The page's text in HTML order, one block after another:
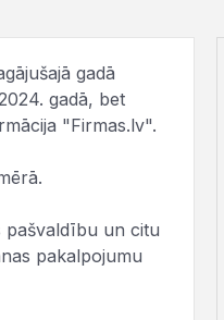
gadā
gadā, bet
"Firmas.lv".
pašvaldību un citu
pakalpojumu